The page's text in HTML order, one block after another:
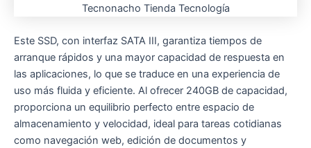
Este SSD, con interfaz SATA III, garantiza tiempos de
arranque rápidos y una mayor capacidad de respuesta en
las aplicaciones, lo que se traduce en una experiencia de
uso más fluida y eficiente. Al ofrecer 240GB de capacidad,
proporciona un equilibrio perfecto entre espacio de
almacenamiento y velocidad, ideal para tareas cotidianas
como navegación web, edición de documentos y